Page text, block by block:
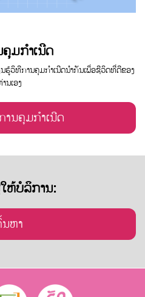
ມກຳເນີດ
ຮູ້ວິທີການຄຸມກຳເນີດນຳກັນເພື່ອຊີວິດທີ່ດີຂອງ
ນເອງ
ນຄຸມກຳເນີດ
ຫ້ບໍລິການ:
ຫາ